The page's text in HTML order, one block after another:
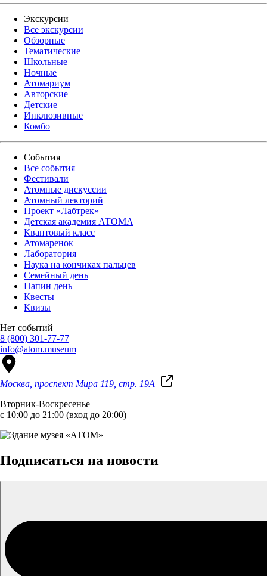
Экскурсии
Все экскурсии
Обзорные
Тематические
Школьные
Ночные
Атомариум
Авторские
Детские
Инклюзивные
Комбо
События
Все события
Фестивали
Атомные дискуссии
Атомный лекторий
Проект «Лабтрек»
Детская академия АТОМА
Квантовый класс
Атомаренок
Лаборатория
Наука на кончиках пальцев
Семейный день
Папин день
Квесты
Квизы
Нет событий
8 (800) 301-77-77
info@atom.museum
Москва, проспект Мира 119, стр. 19А
Вторник-Воскресенье
с 10:00 до 21:00 (вход до 20:00)
Подписаться на новости